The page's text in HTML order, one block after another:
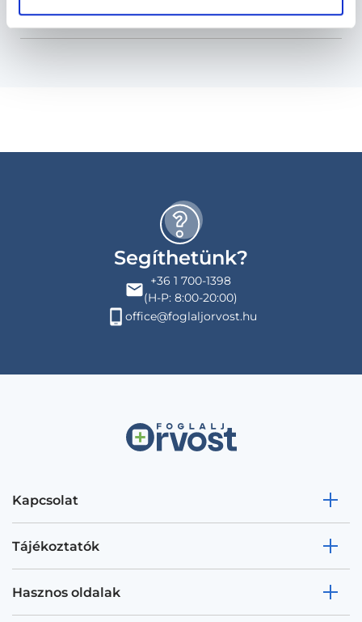
Budapesti és vidéki proktológus orvosok
Segíthetünk?
+36 1 700-1398
(H-P: 8:00-20:00)
office@foglaljorvost.hu
Kapcsolat
Tájékoztatók
Hasznos oldalak